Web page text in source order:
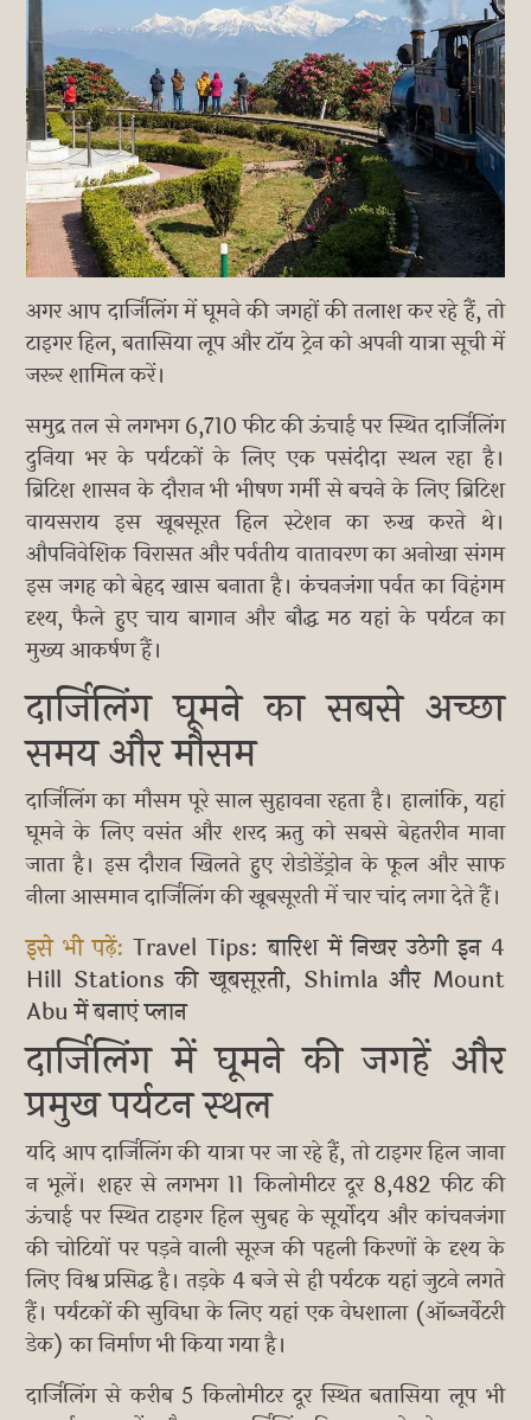
अगर आप दार्जिलिंग में घूमने की जगहों की तलाश कर रहे हैं, तो
टाइगर हिल, बतासिया लूप और टॉय ट्रेन को अपनी यात्रा सूची में
जरूर शामिल करें।
समुद्र तल से लगभग 6,710 फीट की ऊंचाई पर स्थित दार्जिलिंग
दुनिया भर के पर्यटकों के लिए एक पसंदीदा स्थल रहा है।
ब्रिटिश शासन के दौरान भी भीषण गर्मी से बचने के लिए ब्रिटिश
वायसराय इस खूबसूरत हिल स्टेशन का रुख करते थे।
औपनिवेशिक विरासत और पर्वतीय वातावरण का अनोखा संगम
इस जगह को बेहद खास बनाता है। कंचनजंगा पर्वत का विहंगम
दृश्य, फैले हुए चाय बागान और बौद्ध मठ यहां के पर्यटन का
मुख्य आकर्षण हैं।
दार्जिलिंग घूमने का सबसे अच्छा
समय और मौसम
दार्जिलिंग का मौसम पूरे साल सुहावना रहता है। हालांकि, यहां
घूमने के लिए वसंत और शरद ऋतु को सबसे बेहतरीन माना
जाता है। इस दौरान खिलते हुए रोडोडेंड्रोन के फूल और साफ
नीला आसमान दार्जिलिंग की खूबसूरती में चार चांद लगा देते हैं।
इसे भी पढ़ें:Travel Tips: बारिश में निखर उठेगी इन 4
Hill Stations की खूबसूरती, Shimla और Mount
Abu में बनाएं प्लान
दार्जिलिंग में घूमने की जगहें और
प्रमुख पर्यटन स्थल
यदि आप दार्जिलिंग की यात्रा पर जा रहे हैं, तो टाइगर हिल जाना
न भूलें। शहर से लगभग 11 किलोमीटर दूर 8,482 फीट की
ऊंचाई पर स्थित टाइगर हिल सुबह के सूर्योदय और कांचनजंगा
की चोटियों पर पड़ने वाली सूरज की पहली किरणों के दृश्य के
लिए विश्व प्रसिद्ध है। तड़के 4 बजे से ही पर्यटक यहां जुटने लगते
हैं। पर्यटकों की सुविधा के लिए यहां एक वेधशाला (ऑब्जर्वेटरी
डेक) का निर्माण भी किया गया है।
दार्जिलिंग से करीब 5 किलोमीटर दूर स्थित बतासिया लूप भी